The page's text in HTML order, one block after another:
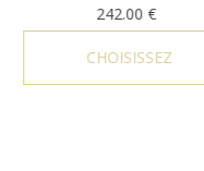
242.00 €
CHOISISSEZ